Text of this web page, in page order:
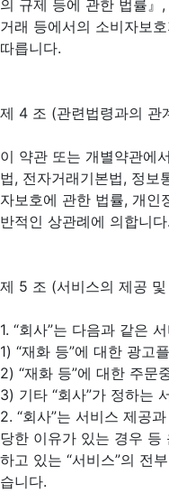
의 규제 등에 관한 법률』
거래 등에서의 소비자보
따릅니다.
제 4 조 (관련법령과의 관
이 약관 또는 개별약관에
법, 전자거래기본법, 정보
자보호에 관한 법률, 개인
반적인 상관례에 의합니다.
제 5 조 (서비스의 제공 및
1. “회사”는 다음과 같은
1) “재화 등”에 대한 광고
2) “재화 등”에 대한 주문
3) 기타 “회사”가 정하는
2. “회사”는 서비스 제공
당한 이유가 있는 경우 등
하고 있는 “서비스”의 전
습니다.